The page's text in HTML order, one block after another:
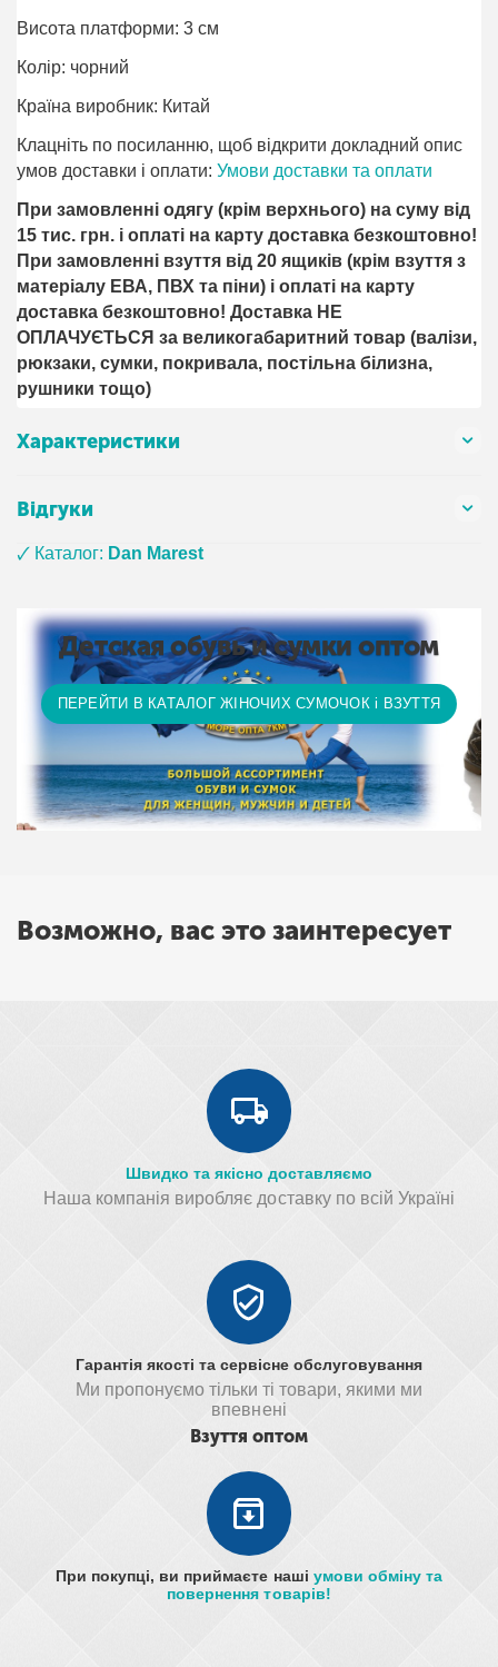
Висота платформи: 3 см
Колір: чорний
Країна виробник: Китай
Клацніть по посиланню, щоб відкрити докладний опис
умов доставки і оплати:Умови доставки та оплати
При замовленні одягу (крім верхнього) на суму від
15 тис. грн. і оплаті на карту доставка безкоштовно!
При замовленні взуття від 20 ящиків (крім взуття з
матеріалу ЕВА, ПВХ та піни) і оплаті на карту
доставка безкоштовно! Доставка НЕ ​​
ОПЛАЧУЄТЬСЯ за великогабаритний товар (валізи,
рюкзаки, сумки, покривала, постільна білизна,
рушники тощо)
Характеристики
Відгуки
🗸 Каталог: Dan Marest
Детская обувь и сумки оптом
ПЕРЕЙТИ В КАТАЛОГ ЖІНОЧИХ СУМОЧОК і ВЗУТТЯ
Возможно, вас это заинтересует
Швидко та якісно доставляємо
Наша компанія виробляє доставку по всій Україні
Гарантія якості та сервісне обслуговування
Ми пропонуємо тільки ті товари, якими ми
впевнені
Взуття оптом
При покупці, ви приймаєте наші умови обміну та
повернення товарів!